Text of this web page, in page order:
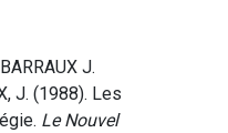
J.
J. (1988). Les
Le Nouvel